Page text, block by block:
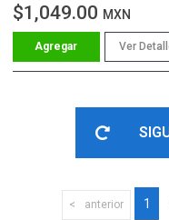
$1,049.00 MXN
Ver
anterior 1